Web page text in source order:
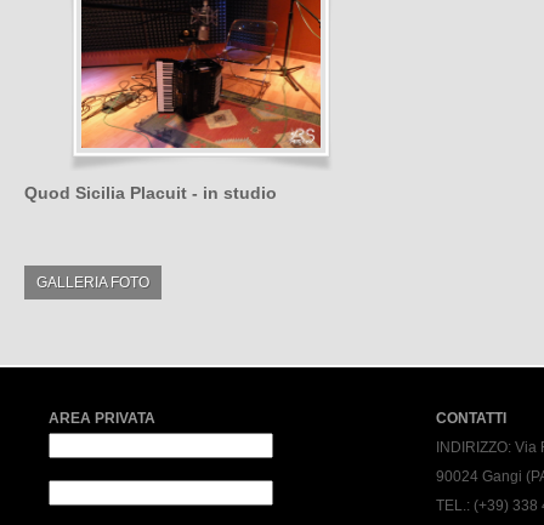
Quod Sicilia Placuit - in studio
GALLERIA FOTO
AREA PRIVATA
CONTATTI
INDIRIZZO: Via
90024 Gangi
TEL.: (+39) 338